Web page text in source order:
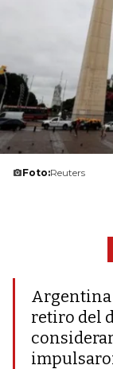
Foto:Reuters
Argentina
retiro del